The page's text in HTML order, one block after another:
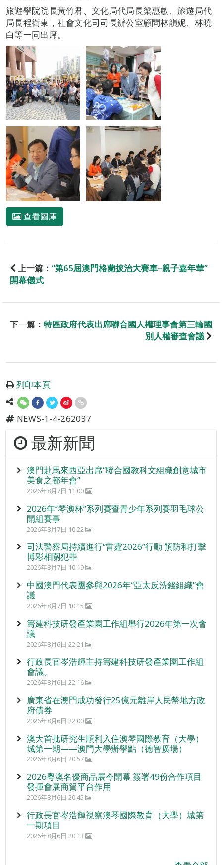
旅遊學院院長黃竹君、文化局代局長梁惠敏、旅遊局代
局長程衛東，社會文化司司長辦公室顧問林韻妮、林曉
白等一同出席。
查看圖庫
上一篇： “第65屆澳門格蘭披治大賽車–親子嘉年華”
開幕儀式
下一篇： 特區政府代表出席聯合國人權理事會第三輪國
別人權審查會議
列印本頁
NEWS-1-4-262037
最新新聞
澳門赴馬來西亞出席“聯合國教科文組織創意城市
美食之都年會”
2026年8月7日 11:00
2026年“琴澳杯”系列賽暨青少年系列賽羽毛球公
開組賽事
2026年8月7日 10:22
司法警察局持續進行“雷霆2026”行動 預防和打擊
博彩相關犯罪
2026年8月7日 10:19
中國澳門代表團參與2026年“亞太反洗錢組織”會
議
2026年8月7日 10:15
籌建科技研發產業園工作組舉行2026年第一次會
議
2026年8月6日 22:21
行政長官岑浩輝主持籌建科技研發產業園工作組
會議。
2026年8月6日 22:16
廣東省在澳門成功發行25億元離岸人民幣地方政
府債券
2026年8月6日 22:00
澳大首批研究生順利入住澳琴國際教育（大學）
城第一期——澳門大學辦學點（德智廣場）
2026年8月6日 20:57
2026粵澳名優商品展今開幕 簽署49份合作項目
發揮會展商貿平台作用
2026年8月6日 20:45
行政長官岑浩輝視察澳琴國際教育（大學）城第
一期項目
2026年8月6日 20:13